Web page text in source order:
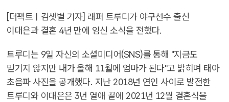
[더팩트ㅣ김샛별 기자] 래퍼 트루디가 야구선수 출신
이대은과 결혼 4년 만에 임신 소식을 전했다.
트루디는 9일 자신의 소셜미디어(SNS)를 통해 "지금도
믿기지 않지만 내가 올해 11월에 엄마가 된다"고 밝히며 태아
초음파 사진을 공개했다. 지난 2018년 연인 사이로 발전한
트루디와 이대은은 3년 열애 끝에 2021년 12월 결혼식을